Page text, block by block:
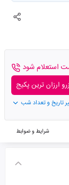
استعلام شود
ارزان ترین پکیج
تاریخ و تعداد شب
شرایط و ضوابط